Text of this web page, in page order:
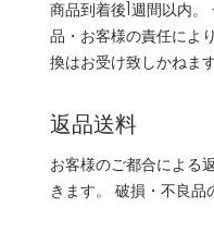
商品到着後1週間以内
品・お客様の責任によ
換はお受け致しかねます
返品送料
お客様のご都合による
きます。 破損・不良品